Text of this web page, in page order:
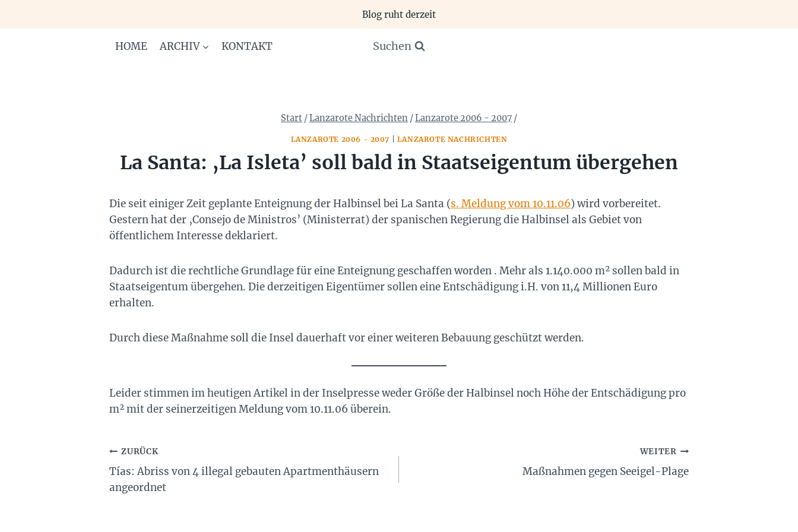
Blog ruht derzeit
HOME ARCHIV KONTAKT Suchen
Start /Lanzarote Nachrichten /Lanzarote 2006 - 2007 /
LANZAROTE 2006 - 2007 LANZAROTE NACHRICHTEN
La Santa: ‚La Isleta’ soll bald in Staatseigentum übergehen
Die seit einiger Zeit geplante Enteignung der Halbinsel bei La Santa (s. Meldung vom 10.11.06) wird vorbereitet.
Gestern hat der ‚Consejo de Ministros’ (Ministerrat) der spanischen Regierung die Halbinsel als Gebiet von
öffentlichem Interesse deklariert.
Dadurch ist die rechtliche Grundlage für eine Enteignung geschaffen worden . Mehr als 1.140.000 m² sollen bald in
Staatseigentum übergehen. Die derzeitigen Eigentümer sollen eine Entschädigung i.H. von 11,4 Millionen Euro
erhalten.
Durch diese Maßnahme soll die Insel dauerhaft vor einer weiteren Bebauung geschützt werden.
Leider stimmen im heutigen Artikel in der Inselpresse weder Größe der Halbinsel noch Höhe der Entschädigung pro
m² mit der seinerzeitigen Meldung vom 10.11.06 überein.
Beitragsnavigation
ZURÜCK
Tías: Abriss von 4 illegal gebauten Apartmenthäusern
angeordnet
WEITER
Maßnahmen gegen Seeigel-Plage